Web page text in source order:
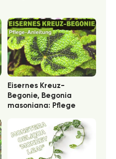
Eisernes Kreuz-
Begonie, Begonia
masoniana: Pflege